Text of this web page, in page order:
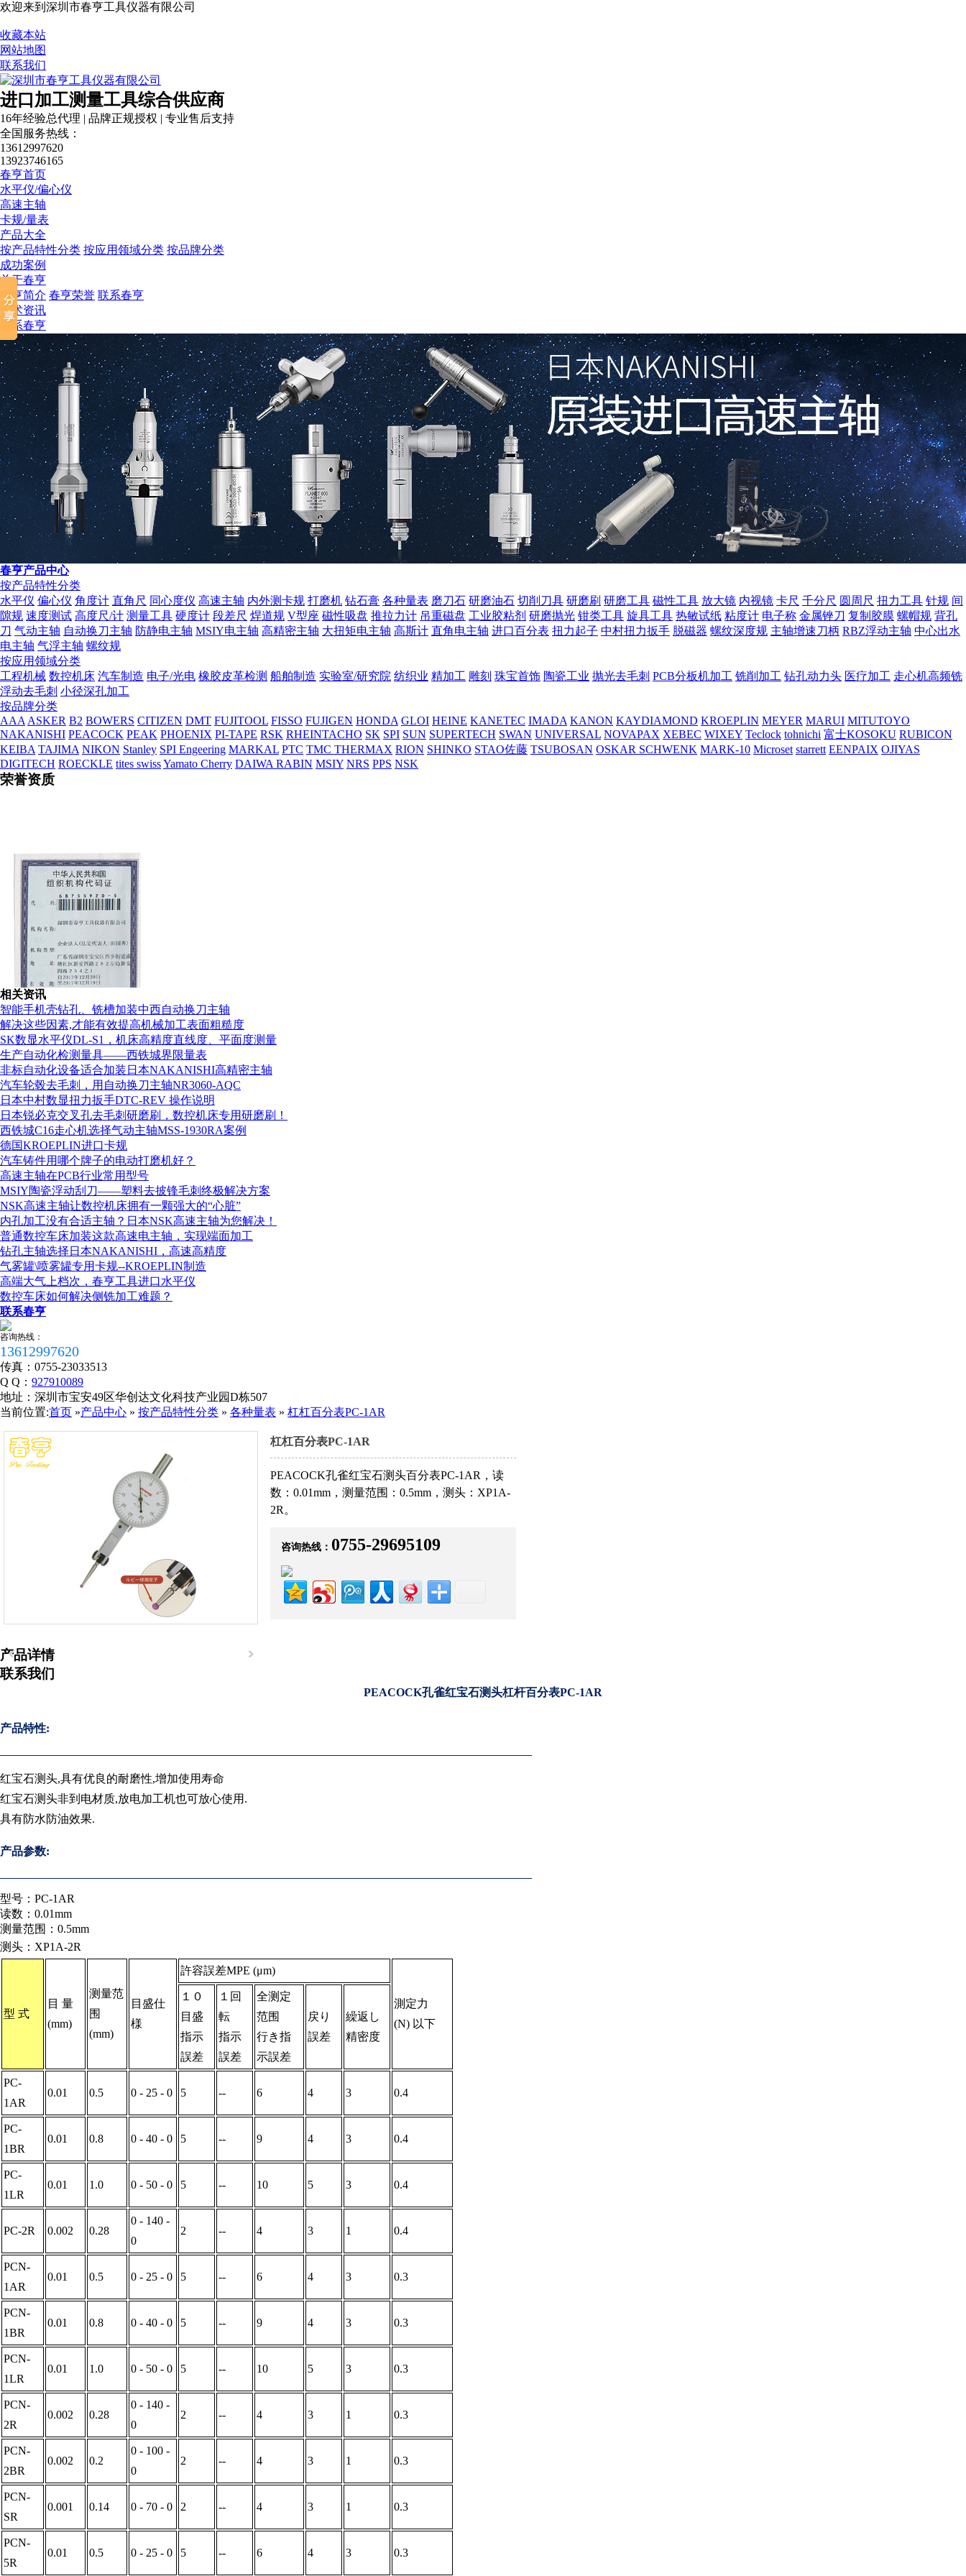
欢迎来到深圳市春亨工具仪器有限公司
收藏本站
网站地图
联系我们
进口加工测量工具综合供应商
16年经验总代理 | 品牌正规授权 | 专业售后支持
全国服务热线：
13612997620
13923746165
春亨首页
水平仪/偏心仪
高速主轴
卡规/量表
产品大全
按产品特性分类 按应用领域分类 按品牌分类
成功案例
关于春亨
春亨简介 春亨荣誉 联系春亨
技术资讯
联系春亨
春亨产品中心
按产品特性分类
水平仪 偏心仪 角度计 直角尺 同心度仪 高速主轴 内外测卡规 打磨机 钻石膏 各种量表 磨刀石 研磨油石 切削刀具 研磨刷 研磨工具 磁性工具 放大镜 内视镜 卡尺 千分尺 圆周尺 扭力工具 针规 间
隙规 速度测试 高度尺/计 测量工具 硬度计 段差尺 焊道规 V型座 磁性吸盘 推拉力计 吊重磁盘 工业胶粘剂 研磨抛光 钳类工具 旋具工具 热敏试纸 粘度计 电子称 金属锉刀 复制胶膜 螺帽规 背孔
刀 气动主轴 自动换刀主轴 防静电主轴 MSIY电主轴 高精密主轴 大扭矩电主轴 高斯计 直角电主轴 进口百分表 扭力起子 中村扭力扳手 脱磁器 螺纹深度规 主轴增速刀柄 RBZ浮动主轴 中心出水
电主轴 气浮主轴 螺纹规
按应用领域分类
工程机械 数控机床 汽车制造 电子/光电 橡胶皮革检测 船舶制造 实验室/研究院 纺织业 精加工 雕刻 珠宝首饰 陶瓷工业 抛光去毛刺 PCB分板机加工 铣削加工 钻孔动力头 医疗加工 走心机高频铣
浮动去毛刺 小径深孔加工
按品牌分类
AAA ASKER B2 BOWERS CITIZEN DMT FUJITOOL FISSO FUJIGEN HONDA GLOI HEINE KANETEC IMADA KANON KAYDIAMOND KROEPLIN MEYER MARUI MITUTOYO
NAKANISHI PEACOCK PEAK PHOENIX PI-TAPE RSK RHEINTACHO SK SPI SUN SUPERTECH SWAN UNIVERSAL NOVAPAX XEBEC WIXEY Teclock tohnichi 富士KOSOKU RUBICON
KEIBA TAJIMA NIKON Stanley SPI Engeering MARKAL PTC TMC THERMAX RION SHINKO STAO佐藤 TSUBOSAN OSKAR SCHWENK MARK-10 Microset starrett EENPAIX OJIYAS
DIGITECH ROECKLE tites swissYamato Cherry DAIWA RABIN MSIY NRS PPS NSK
荣誉资质
税务登记证
营业执照
组织机构代码证
营业执照
税务登记证
相关资讯
智能手机壳钻孔、铣槽加装中西自动换刀主轴
解决这些因素,才能有效提高机械加工表面粗糙度
SK数显水平仪DL-S1，机床高精度直线度、平面度测量
生产自动化检测量具——西铁城界限量表
非标自动化设备适合加装日本NAKANISHI高精密主轴
汽车轮毂去毛刺，用自动换刀主轴NR3060-AQC
日本中村数显扭力扳手DTC-REV 操作说明
日本锐必克交叉孔去毛刺研磨刷，数控机床专用研磨刷！
西铁城C16走心机选择气动主轴MSS-1930RA案例
德国KROEPLIN进口卡规
汽车铸件用哪个牌子的电动打磨机好？
高速主轴在PCB行业常用型号
MSIY陶瓷浮动刮刀——塑料去披锋毛刺终极解决方案
NSK高速主轴让数控机床拥有一颗强大的“心脏”
内孔加工没有合适主轴？日本NSK高速主轴为您解决！
普通数控车床加装这款高速电主轴，实现端面加工
钻孔主轴选择日本NAKANISHI，高速高精度
气雾罐\喷雾罐专用卡规--KROEPLIN制造
高端大气上档次，春亨工具进口水平仪
数控车床如何解决侧铣加工难题？
联系春亨
咨询热线：
13612997620
传真： 0755-23033513
Q Q： 927910089
地址： 深圳市宝安49区华创达文化科技产业园D栋507
当前位置:首页 »产品中心 » 按产品特性分类 » 各种量表 » 杠杠百分表PC-1AR
杠杠百分表PC-1AR
PEACOCK孔雀红宝石测头百分表PC-1AR，读
数：0.01mm，测量范围：0.5mm，测头：XP1A-
2R。
咨询热线： 0755-29695109
产品详情
联系我们
PEACOCK孔雀红宝石测头杠杆百分表PC-1AR
产品特性:
红宝石测头,具有优良的耐磨性,增加使用寿命
红宝石测头非到电材质,放电加工机也可放心使用.
具有防水防油效果.
产品参数:
型号：PC-1AR
读数：0.01mm
测量范围：0.5mm
测头：XP1A-2R
型 式
目 量
(mm)
测量范
围
(mm)
目盛仕
様
許容誤差MPE (μm)
測定力
(N) 以下
１０
目盛
指示
誤差
１回
転
指示
誤差
全测定
范围
行き指
示誤差
戻り
誤差
繰返し
精密度
PC-
1AR
0.01 0.5 0 - 25 - 0 5 -- 6 4 3 0.4
PC-
1BR
0.01 0.8 0 - 40 - 0 5 -- 9 4 3 0.4
PC-
1LR
0.01 1.0 0 - 50 - 0 5 -- 10 5 3 0.4
PC-2R 0.002 0.28
0 - 140 -
0
2 -- 4 3 1 0.4
PCN-
1AR
0.01 0.5 0 - 25 - 0 5 -- 6 4 3 0.3
PCN-
1BR
0.01 0.8 0 - 40 - 0 5 -- 9 4 3 0.3
PCN-
1LR
0.01 1.0 0 - 50 - 0 5 -- 10 5 3 0.3
PCN-
2R
0.002 0.28
0 - 140 -
0
2 -- 4 3 1 0.3
PCN-
2BR
0.002 0.2
0 - 100 -
0
2 -- 4 3 1 0.3
PCN-
SR
0.001 0.14 0 - 70 - 0 2 -- 4 3 1 0.3
PCN-
5R
0.01 0.5 0 - 25 - 0 5 -- 6 4 3 0.3